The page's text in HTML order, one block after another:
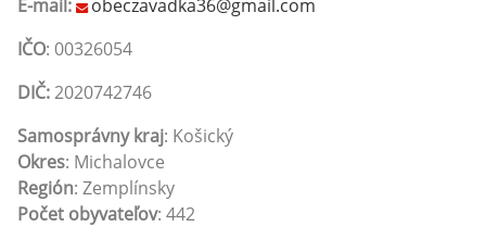
E-mail:
obeczavadka36@gmail.com
IČO: 00326054
DIČ:2020742746
Samosprávny kraj: Košický
Okres: Michalovce
Región: Zemplínsky
Počet obyvateľov: 442